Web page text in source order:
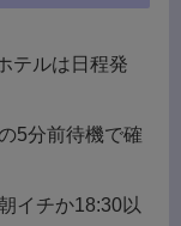
テルは日程発
5分前待機で確
イチか18:30以